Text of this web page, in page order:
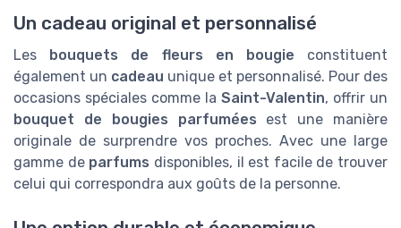
Un cadeau original et personnalisé
Les bouquets de fleurs en bougie constituent
également un cadeau unique et personnalisé. Pour des
occasions spéciales comme la Saint-Valentin, offrir un
bouquet de bougies parfumées est une manière
originale de surprendre vos proches. Avec une large
gamme de parfums disponibles, il est facile de trouver
celui qui correspondra aux goûts de la personne.